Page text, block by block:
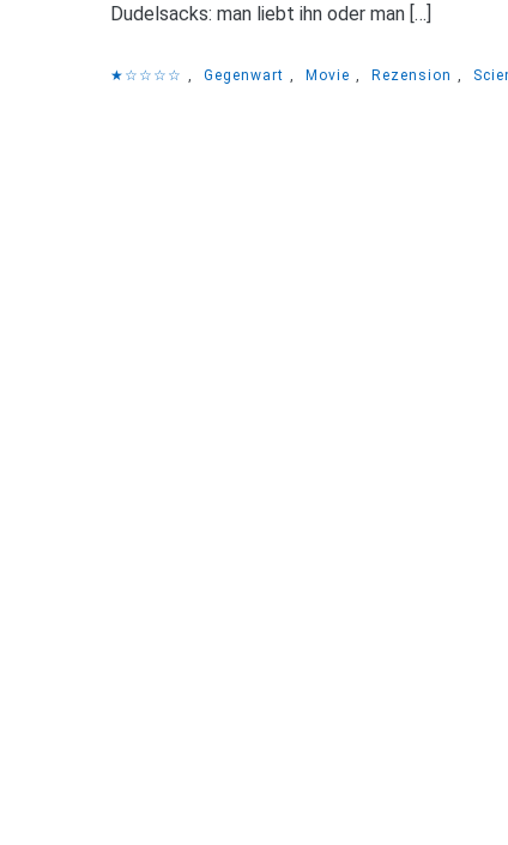
Dudelsacks: man liebt ihn oder man […]
★☆☆☆☆ , Gegenwart , Movie , Rezension ,